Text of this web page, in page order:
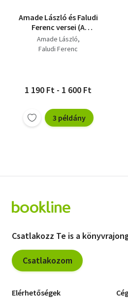
Amade László és Faludi
Ferenc versei (A
magyar költészet
kincsestára 42.)
Amade László
Faludi Ferenc
1 190 Ft - 1 600 Ft
3 példány
Csatlakozz Te is a
Csatlakozom
Elérhetőségek